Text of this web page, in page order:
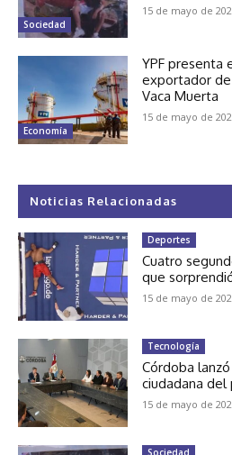
Sociedad
15 de mayo de
Economía
YPF presenta
exportador
Vaca Muerta
15 de mayo de
Noticias Relacionadas
Deportes
Cuatro
que
15 de mayo de
Tecnología
Córdoba
ciudadana del
15 de mayo de
Sociedad